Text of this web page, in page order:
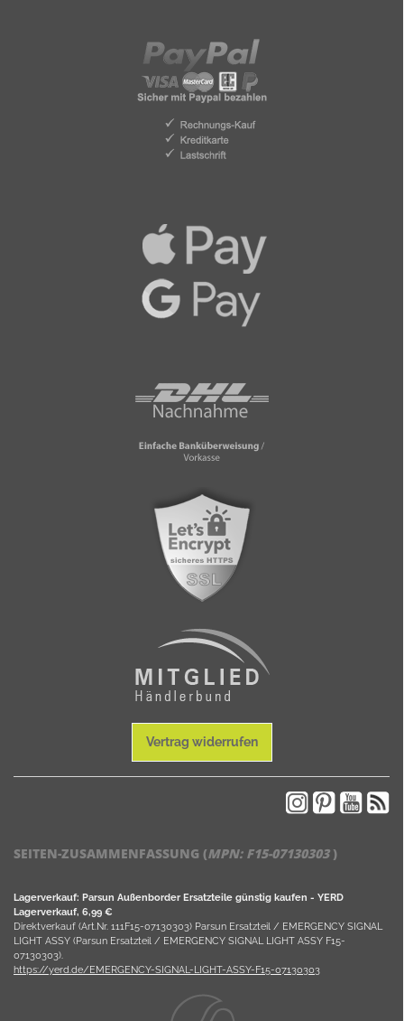
Vertrag widerrufen
SEITEN-ZUSAMMENFASSUNG (MPN: F15-07130303)
Lagerverkauf: Parsun Außenborder Ersatzteile günstig kaufen - YERD
Lagerverkauf, 6,99 €
Direktverkauf (Art.Nr. 111F15-07130303) Parsun Ersatzteil / EMERGENCY SIGNAL
LIGHT ASSY (Parsun Ersatzteil / EMERGENCY SIGNAL LIGHT ASSY F15-
07130303).
https://yerd.de/EMERGENCY-SIGNAL-LIGHT-ASSY-F15-07130303